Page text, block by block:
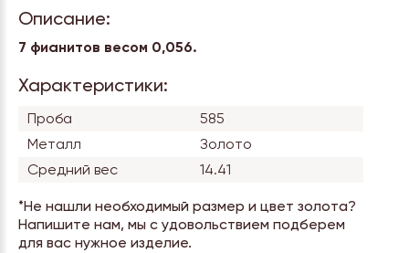
Описание:
7 фианитов весом 0,056.
Характеристики:
Проба
585
Металл
Золото
Средний вес
14.41
*Не нашли необходимый размер и цвет золота?
Напишите нам, мы с удовольствием подберем
для вас нужное изделие.